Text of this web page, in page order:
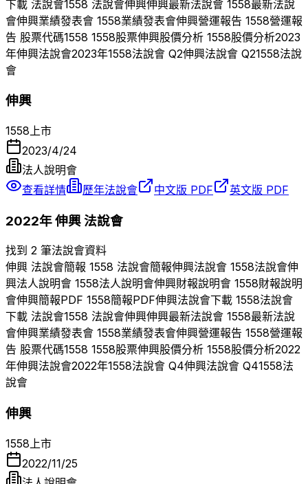
下載 法說會1558 法說會伸興伸興最新法說會 1558最新法說
會伸興業績發表會 1558業績發表會伸興營運報告 1558營運報
告 股票代碼1558 1558股票伸興股價分析 1558股價分析2023
年伸興法說會2023年1558法說會 Q2伸興法說會 Q21558法說
會
伸興
1558上市
2023/4/24
法人說明會
查看詳情
歷年法說會 中文版 PDF 英文版 PDF
2022年伸興法說會
找到 2 筆法說會資料
伸興 法說會簡報 1558 法說會簡報伸興法說會 1558法說會伸
興法人說明會 1558法人說明會伸興財報說明會 1558財報說明
會伸興簡報PDF 1558簡報PDF伸興法說會下載 1558法說會
下載 法說會1558 法說會伸興伸興最新法說會 1558最新法說
會伸興業績發表會 1558業績發表會伸興營運報告 1558營運報
告 股票代碼1558 1558股票伸興股價分析 1558股價分析2022
年伸興法說會2022年1558法說會 Q4伸興法說會 Q41558法
說會
伸興
1558 上市
2022/11/25